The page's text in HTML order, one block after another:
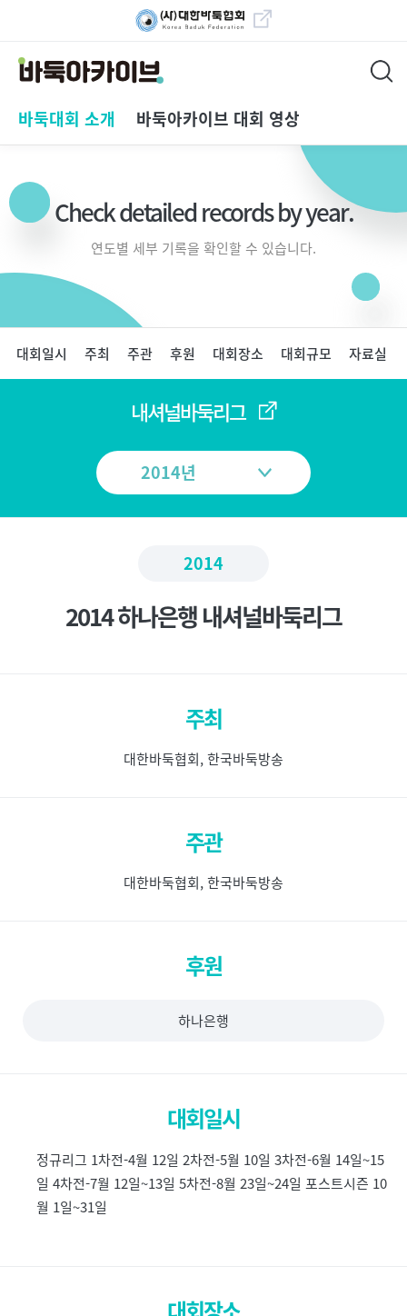
바둑아카이브
메
인
뉴
바둑대회 소개 바둑아카이브 대회 영상
대한바둑협회 바로가
Check detailed records by year.
연도별 세부 기록을 확인할 수 있습니다.
페
이
지
대회일시 주최 주관 후원 대회장소 대회규모 자료실
내셔널바둑리그
2014
2014 하나은행 내셔널바둑리그
주최
대한바둑협회, 한국바둑방송
주관
대한바둑협회, 한국바둑방송
후원
하나은행
대회일시
정규리그 1차전-4월 12일 2차전-5월 10일 3차전-6월 14일~15
일 4차전-7월 12일~13일 5차전-8월 23일~24일 포스트시즌 10
월 1일~31일